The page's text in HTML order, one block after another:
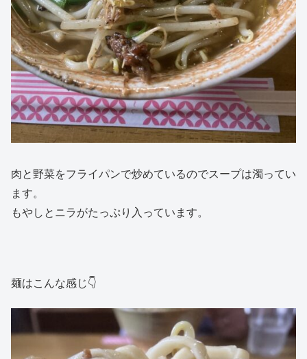
肉と野菜をフライパンで炒めているのでスープは濁ってい
ます。
もやしとニラがたっぷり入っています。
麺はこんな感じ👇